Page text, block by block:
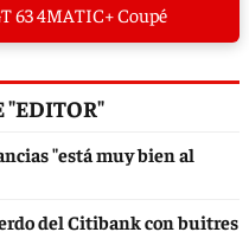
63 4MATIC+ Coupé
"EDITOR"
"está muy bien al
del Citibank con buitres